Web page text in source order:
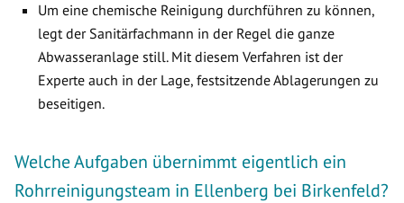
Um eine chemische Reinigung durchführen zu können,
legt der Sanitärfachmann in der Regel die ganze
Abwasseranlage still. Mit diesem Verfahren ist der
Experte auch in der Lage, festsitzende Ablagerungen zu
beseitigen.
Welche Aufgaben übernimmt eigentlich ein
Rohrreinigungsteam in Ellenberg bei Birkenfeld?